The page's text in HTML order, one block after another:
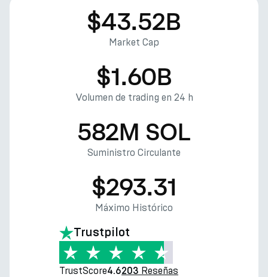
$43.52B
Market Cap
$1.60B
Volumen de trading en 24 h
582M SOL
Suministro Circulante
$293.31
Máximo Histórico
Trustpilot
TrustScore4.6203 Reseñas